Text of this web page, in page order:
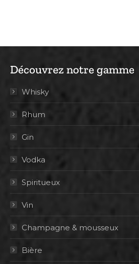
Découvrez notre gamme
Whisky
Rhum
Gin
Vodka
Spiritueux
Vin
Champagne & mousseux
Bière